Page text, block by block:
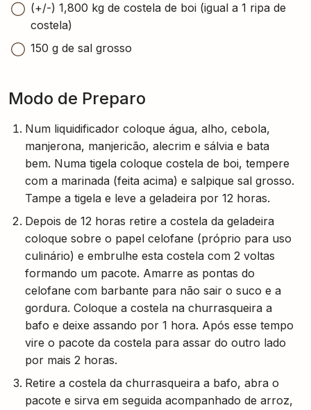
(+/-) 1,800 kg de costela de boi (igual a 1 ripa de
costela)
150 g de sal grosso
Modo de Preparo
Num liquidificador coloque água, alho, cebola,
manjerona, manjericão, alecrim e sálvia e bata
bem. Numa tigela coloque costela de boi, tempere
com a marinada (feita acima) e salpique sal grosso.
Tampe a tigela e leve a geladeira por 12 horas.
Depois de 12 horas retire a costela da geladeira
coloque sobre o papel celofane (próprio para uso
culinário) e embrulhe esta costela com 2 voltas
formando um pacote. Amarre as pontas do
celofane com barbante para não sair o suco e a
gordura. Coloque a costela na churrasqueira a
bafo e deixe assando por 1 hora. Após esse tempo
vire o pacote da costela para assar do outro lado
por mais 2 horas.
Retire a costela da churrasqueira a bafo, abra o
pacote e sirva em seguida acompanhado de arroz,